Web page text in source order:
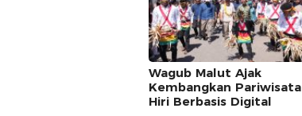
Wagub Malut Ajak
Kembangkan Pariwisata
Hiri Berbasis Digital